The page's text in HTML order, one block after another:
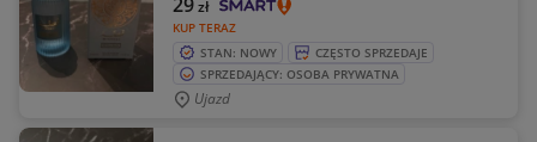
KUP TERAZ
zł
STAN: NOWY
CZĘSTO SPRZEDAJE
SPRZEDAJĄCY: OSOBA PRYWATNA
Ujazd